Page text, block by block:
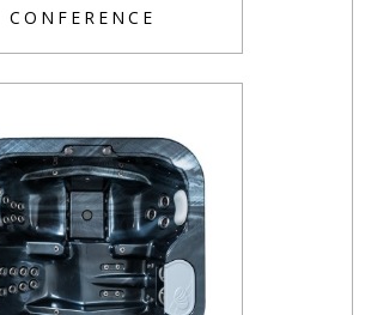
CONFERENCE